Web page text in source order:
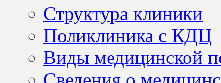
Структура клиники
Поликлиника с КДЦ
Виды медицинской